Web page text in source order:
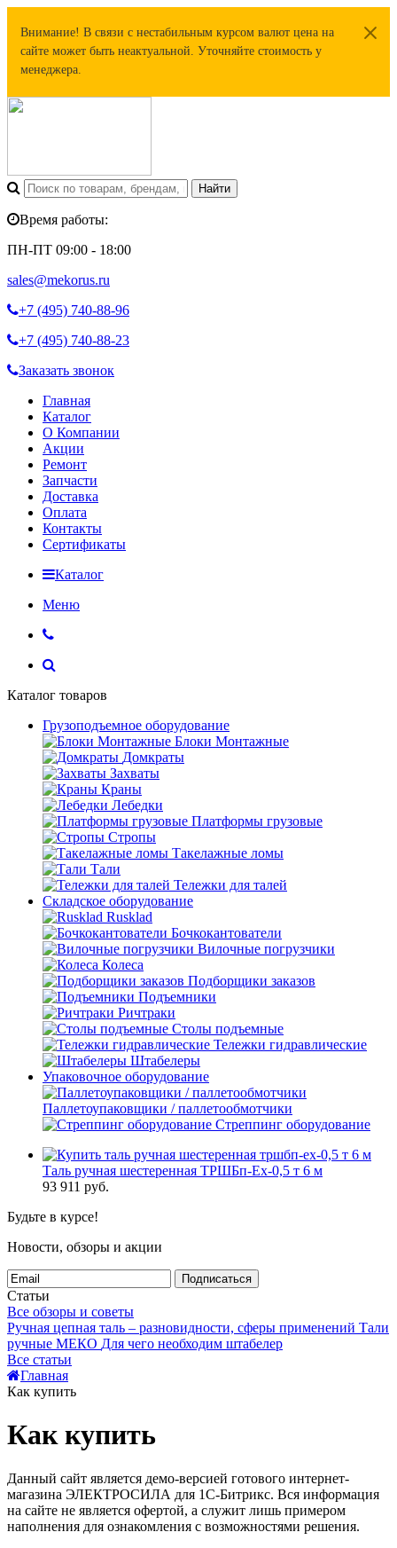
Внимание! В связи с нестабильным курсом валют цена на
сайте может быть неактуальной. Уточняйте стоимость у
менеджера.
Время работы:
ПН-ПТ 09:00 - 18:00
sales@mekorus.ru
+7 (495) 740-88-96
+7 (495) 740-88-23
Заказать звонок
Главная
Каталог
О Компании
Акции
Ремонт
Запчасти
Доставка
Оплата
Контакты
Сертификаты
Каталог
Меню
Каталог товаров
Грузоподъемное оборудование
Блоки Монтажные
Домкраты
Захваты
Краны
Лебедки
Платформы грузовые
Стропы
Такелажные ломы
Тали
Тележки для талей
Складское оборудование
Rusklad
Бочкокантователи
Вилочные погрузчики
Колеса
Подборщики заказов
Подъемники
Ричтраки
Столы подъемные
Тележки гидравлические
Штабелеры
Упаковочное оборудование
Паллетоупаковщики / паллетообмотчики
Стреппинг оборудование
Таль ручная шестеренная ТРШБп-Ех-0,5 т 6 м
93 911 руб.
Будьте в курсе!
Новости, обзоры и акции
Подписаться
Статьи
Все обзоры и советы
Ручная цепная таль – разновидности, сферы применений Тали
ручные МЕКО Для чего необходим штабелер
Все статьи
Главная
Как купить
Как купить
Данный сайт является демо-версией готового интернет-
магазина ЭЛЕКТРОСИЛА для 1С-Битрикс. Вся информация
на сайте не является офертой, а служит лишь примером
наполнения для ознакомления с возможностями решения.